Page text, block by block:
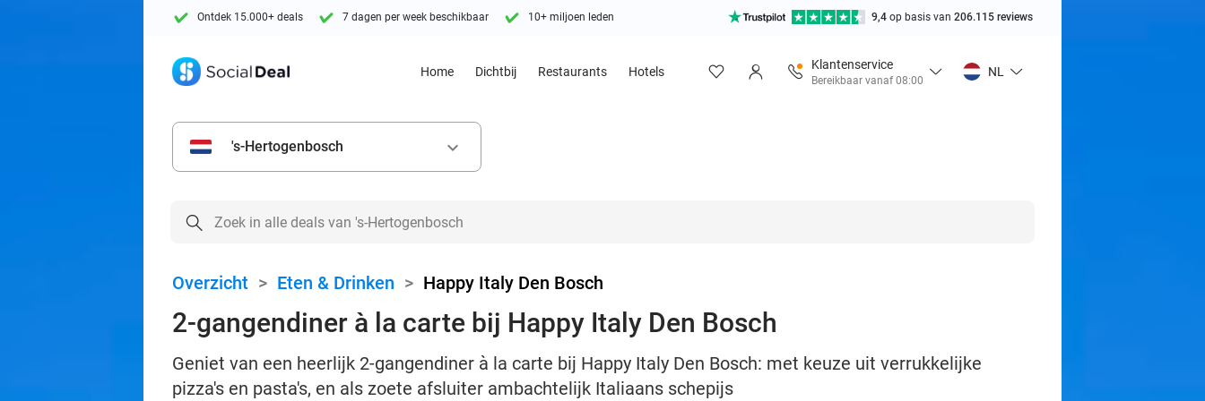
Ontdek 15.000+ deals 7 dagen per week beschikbaar 10+ miljoen leden 9,4 op basis van 206.115 reviews
Home Dichtbij Restaurants Hotels
Klantenservice
Bereikbaar vanaf 08:00
NL
's-Hertogenbosch keyboard_arrow_down
Overzicht > Eten & Drinken > Happy Italy Den Bosch
2-gangendiner à la carte bij Happy Italy Den Bosch
Geniet van een heerlijk 2-gangendiner à la carte bij Happy Italy Den Bosch: met keuze uit verrukkelijke
pizza's en pasta's, en als zoete afsluiter ambachtelijk Italiaans schepijs